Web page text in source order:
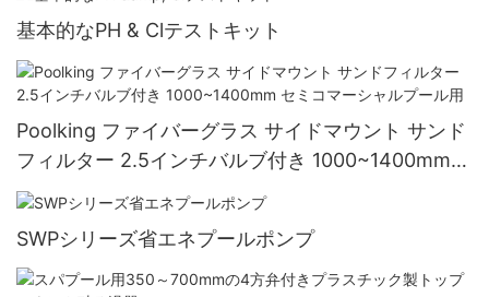
基本的なPH & Clテストキット
Poolking ファイバーグラス サイドマウント サンド
フィルター 2.5インチバルブ付き 1000~1400mm
セミコマーシャルプール用
SWPシリーズ省エネプールポンプ